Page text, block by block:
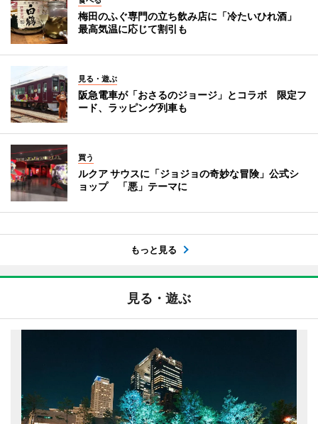
梅田のふぐ専門の立ち飲み店に「冷たいひれ酒」
最高気温に応じて割引も
見る・遊ぶ
阪急電車が「おさるのジョージ」とコラボ 限定フ
ード、ラッピング列車も
買う
ルクア サウスに「ジョジョの奇妙な冒険」公式シ
ョップ 「悪」テーマに
もっと見る
見る・遊ぶ